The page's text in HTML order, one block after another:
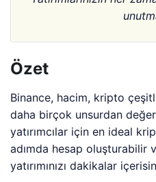
Özet
Binance, hacim, kripto
daha birçok unsurdan
yatırımcılar için en ideal
adımda hesap oluşturabilir
yatırımınızı dakikalar